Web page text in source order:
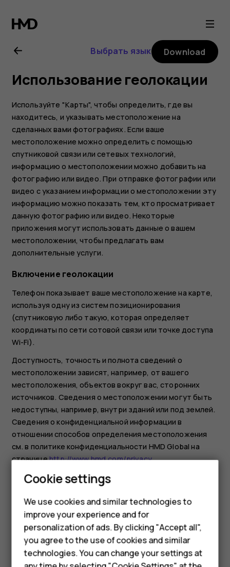
Nokia
4.2
user
guide
Smartphones
Feature phones
Phones for kids
Accessories
Выбрать язык Download
Использование геолокации
Используйте "Карты", чтобы определить, где вы
находитесь, и указывать местоположение на
сделанных вами фотографиях. Если ваше
местоположение можно определить с помощью
спутниковой связи или сетевых технологий,
информацию о местоположении можно добавить на
фотографию или видео. При отправке фотографии или
видео с указанием информации о местоположении эту
информацию можно показать тем, кто просматривает
данную фотографию или видео. Некоторые
приложения могут использовать данные о вашем
местоположении, чтобы предлагать вам
дополнительные услуги.
Включение геолокации
Телефон показывает ваше местоположение на карте,
используя одну из систем позиционирования
(спутниковую либо такую, которая определяет
координаты по сети сотовой связи или точке доступа
Wi-Fi).
Доступность, точность и полнота сведений о
местоположении зависят, например, от вашего
местоположения, объектов вокруг вас, сторонних
источников. Сведения о местоположении могут быть
недоступны, например, внутри зданий или под землей.
Сведения о конфиденциальной информации в
отношении способов определения местоположения
см. в политике конфиденциальности HMD Global на
страницеhttp://www.hmd.com/privacy.
Для работы некоторых спутниковых систем
позиционирования требуется передача небольших
объемов данных по сети сотовой связи. Чтобы не
платить за передачу данных, например во время
поездки, отключите мобильный Интернет в
настройках телефона.
Система позиционирования, определяющая
Cookie settings
We use cookies and similar technologies to
improve your experience and for
personalization of ads. By clicking "Accept all",
you agree to the use of cookies and similar
technologies. You can change your settings at